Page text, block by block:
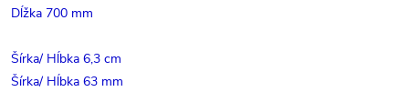
Dĺžka 700 mm
Šírka/ Hĺbka 6,3 cm
Šírka/ Hĺbka 63 mm